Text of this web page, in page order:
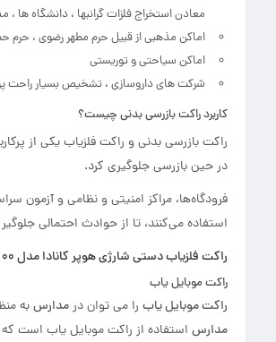
معادن استخراج فلزات گرانبها ، دانشگاه
اماکن مذهبی از قبیل حرم مطهر رضوی ،
اماکن سیاحتی و توریستی
شرکت های داروسازی ، تشخیص بسیار
کاربرد راکت بازرسی بدنی چیست؟
راکت بازرسی بدنی و راکت فلزیاب یکی از
در حین بازرسی جلوگیری کرد.
فرودگاه‌ها، مراکز امنیتی و نظامی و آزمون
استفاده می‌کنند، تا از حوادث احتمالی
راکت فلزیاب دستی شارژی هوپر کانادا مدل HOU-MDT836100
راکت موبایل یاب
راکت موبایل یاب را می توان درمدارسبه
مدارس استفاده از راکت موبایل یاب است